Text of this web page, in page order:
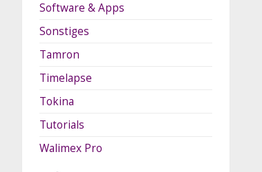
Software & Apps
Sonstiges
Tamron
Timelapse
Tokina
Tutorials
Walimex Pro